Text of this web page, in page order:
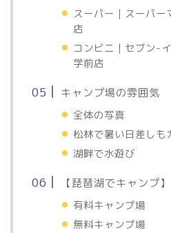
スーパー｜スーパ
店
コンビニ｜セブン-
学前店
キャンプ場の雰囲気
全体の写真
松林で暑い日差しも
湖畔で水遊び
【琵琶湖でキャンプ
有料キャンプ場
無料キャンプ場